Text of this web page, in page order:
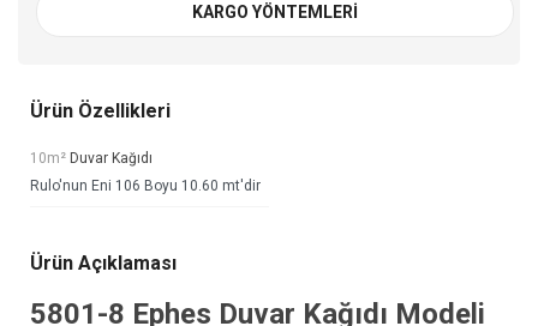
KARGO YÖNTEMLERI
Ürün Özellikleri
10m² Duvar Kağıdı
Rulo'nun Eni 106 Boyu 10.60 mt'dir
Ürün Açıklaması
5801-8 Ephes Duvar Kağıdı Modeli